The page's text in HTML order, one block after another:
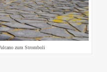
zum Stromboli